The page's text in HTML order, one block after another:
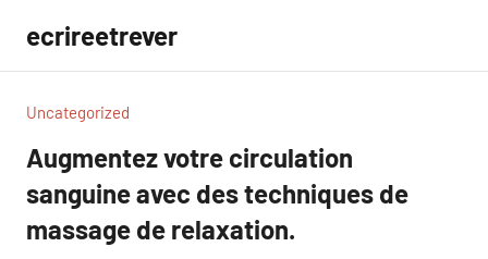
contenu
ecrireetrever
Uncategorized
Augmentez votre circulation
sanguine avec des techniques de
massage de relaxation.